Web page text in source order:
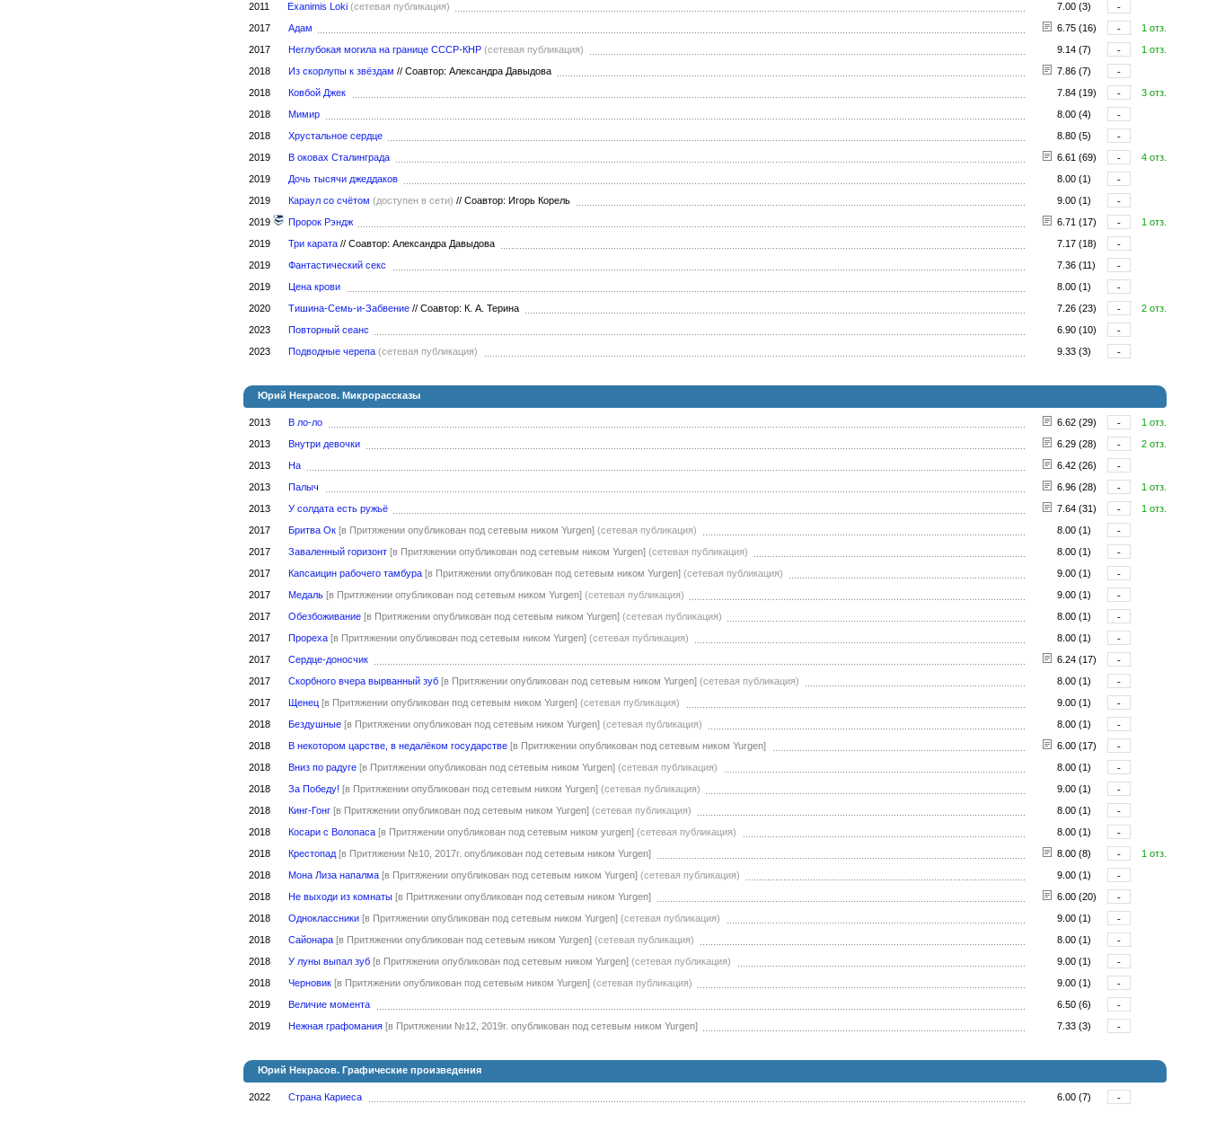
2011
Exanimis Loki (сетевая публикация) 7.00 (3)
-
2017
Адам 6.75 (16) -
1 отз.
2017
Неглубокая могила на границе СССР-КНР (сетевая публикация) 9.14 (7) -
1 отз.
2018
Из скорлупы к звёздам // Соавтор: Александра Давыдова 7.86 (7)
-
2018
Ковбой Джек 7.84 (19) -
3 отз.
2018
Мимир 8.00 (4)
-
2018
Хрустальное сердце 8.80 (5)
-
2019
В оковах Сталинграда 6.61 (69) -
4 отз.
2019
Дочь тысячи джеддаков 8.00 (1)
-
2019
Караул со счётом (доступен в сети) // Соавтор: Игорь Корель 9.00 (1)
-
2019
Пророк Рэндж 6.71 (17) -
1 отз.
2019
Три карата // Соавтор: Александра Давыдова 7.17 (18)
-
2019
Фантастический секс 7.36 (11)
-
2019
Цена крови 8.00 (1)
-
2020
Тишина-Семь-и-Забвение // Соавтор: К. А. Терина 7.26 (23) -
2 отз.
2023
Повторный сеанс 6.90 (10)
-
2023
Подводные черепа (сетевая публикация) 9.33 (3) -
Юрий Некрасов. Микрорассказы
2013 В ло-ло 6.62 (29) -
1 отз.
2013
Внутри девочки 6.29 (28) -
2 отз.
2013
На 6.42 (26)
-
2013
Палыч 6.96 (28) -
1 отз.
2013
У солдата есть ружьё 7.64 (31) -
1 отз.
2017
Бритва Ок [в Притяжении опубликован под сетевым ником Yurgen] (сетевая публикация) 8.00 (1)
-
2017
Заваленный горизонт [в Притяжении опубликован под сетевым ником Yurgen] (сетевая публикация) 8.00 (1)
-
2017
Капсаицин рабочего тамбура [в Притяжении опубликован под сетевым ником Yurgen] (сетевая публикация) 9.00 (1)
-
2017
Медаль [в Притяжении опубликован под сетевым ником Yurgen] (сетевая публикация) 9.00 (1)
-
2017
Обезбоживание [в Притяжении опубликован под сетевым ником Yurgen] (сетевая публикация) 8.00 (1)
-
2017
Прореха [в Притяжении опубликован под сетевым ником Yurgen] (сетевая публикация) 8.00 (1)
-
2017
Сердце-доносчик 6.24 (17)
-
2017
Скорбного вчера вырванный зуб [в Притяжении опубликован под сетевым ником Yurgen] (сетевая публикация) 8.00 (1)
-
2017
Щенец [в Притяжении опубликован под сетевым ником Yurgen] (сетевая публикация) 9.00 (1)
-
2018
Бездушные [в Притяжении опубликован под сетевым ником Yurgen] (сетевая публикация) 8.00 (1)
-
2018
В некотором царстве, в недалёком государстве [в Притяжении опубликован под сетевым ником Yurgen] 6.00 (17)
-
2018
Вниз по радуге [в Притяжении опубликован под сетевым ником Yurgen] (сетевая публикация) 8.00 (1)
-
2018
За Победу! [в Притяжении опубликован под сетевым ником Yurgen] (сетевая публикация) 9.00 (1)
-
2018
Кинг-Гонг [в Притяжении опубликован под сетевым ником Yurgen] (сетевая публикация) 8.00 (1)
-
2018
Косари с Волопаса [в Притяжении опубликован под сетевым ником yurgen] (сетевая публикация) 8.00 (1)
-
2018
Крестопад [в Притяжении №10, 2017г. опубликован под сетевым ником Yurgen] 8.00 (8) -
1 отз.
2018
Мона Лиза напалма [в Притяжении опубликован под сетевым ником Yurgen] (сетевая публикация) 9.00 (1)
-
2018
Не выходи из комнаты [в Притяжении опубликован под сетевым ником Yurgen] 6.00 (20)
-
2018
Одноклассники [в Притяжении опубликован под сетевым ником Yurgen] (сетевая публикация) 9.00 (1)
-
2018
Сайонара [в Притяжении опубликован под сетевым ником Yurgen] (сетевая публикация) 8.00 (1)
-
2018
У луны выпал зуб [в Притяжении опубликован под сетевым ником Yurgen] (сетевая публикация) 9.00 (1)
-
2018
Черновик [в Притяжении опубликован под сетевым ником Yurgen] (сетевая публикация) 9.00 (1)
-
2019
Величие момента 6.50 (6)
-
2019
Нежная графомания [в Притяжении №12, 2019г. опубликован под сетевым ником Yurgen] 7.33 (3) -
Юрий Некрасов. Графические произведения
2022 Страна Кариеса 6.00 (7) -